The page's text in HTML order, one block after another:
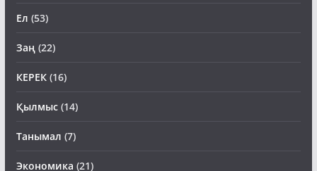
Ел (53)
Заң(22)
КЕРЕК(16)
Қылмыс(14)
Танымал (7)
Экономика (21)